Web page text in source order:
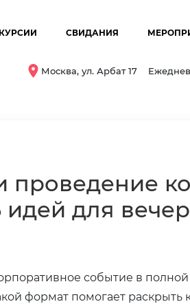
СВИДАНИЯ
Москва, ул. Арбат 17
проведение
для
событие в
формат помогает